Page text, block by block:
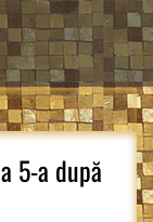
5-a după